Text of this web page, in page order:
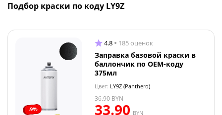
Подбор краски по коду LY9Z
-9%
4.8 185 оценок
Заправка базовой краски в
баллончик по OEM-коду
375мл
Цвет: LY9Z (Panthero)
33.90 BYN
36.90BYN